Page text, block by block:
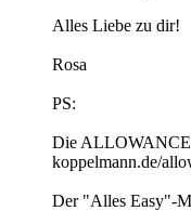
Alles Liebe zu dir!
Rosa
PS:
Die ALLOWANCE
koppelmann.de/
Der "Alles Easy"-